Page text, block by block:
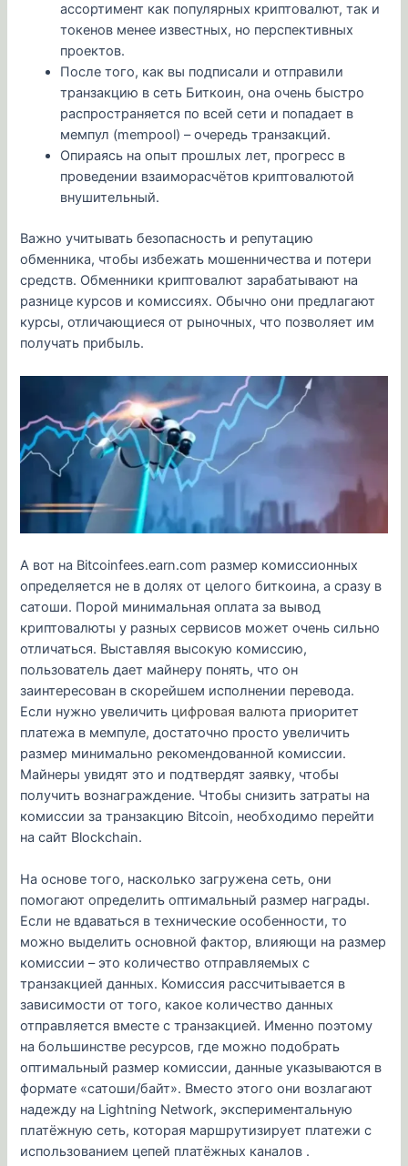
ассортимент как популярных криптовалют, так и
токенов менее известных, но перспективных
проектов.
После того, как вы подписали и отправили
транзакцию в сеть Биткоин, она очень быстро
распространяется по всей сети и попадает в
мемпул (mempool) – очередь транзакций.
Опираясь на опыт прошлых лет, прогресс в
проведении взаиморасчётов криптовалютой
внушительный.
Важно учитывать безопасность и репутацию
обменника, чтобы избежать мошенничества и потери
средств. Обменники криптовалют зарабатывают на
разнице курсов и комиссиях. Обычно они предлагают
курсы, отличающиеся от рыночных, что позволяет им
получать прибыль.
А вот на Bitcoinfees.earn.com размер комиссионных
определяется не в долях от целого биткоина, а сразу в
сатоши. Порой минимальная оплата за вывод
криптовалюты у разных сервисов может очень сильно
отличаться. Выставляя высокую комиссию,
пользователь дает майнеру понять, что он
заинтересован в скорейшем исполнении перевода.
Если нужно увеличить цифровая валюта приоритет
платежа в мемпуле, достаточно просто увеличить
размер минимально рекомендованной комиссии.
Майнеры увидят это и подтвердят заявку, чтобы
получить вознаграждение. Чтобы снизить затраты на
комиссии за транзакцию Bitcoin, необходимо перейти
на сайт Blockchain.
На основе того, насколько загружена сеть, они
помогают определить оптимальный размер награды.
Если не вдаваться в технические особенности, то
можно выделить основной фактор, влияющи на размер
комиссии – это количество отправляемых с
транзакцией данных. Комиссия рассчитывается в
зависимости от того, какое количество данных
отправляется вместе с транзакцией. Именно поэтому
на большинстве ресурсов, где можно подобрать
оптимальный размер комиссии, данные указываются в
формате «сатоши/байт». Вместо этого они возлагают
надежду на Lightning Network, экспериментальную
платёжную сеть, которая маршрутизирует платежи с
использованием цепей платёжных каналов .